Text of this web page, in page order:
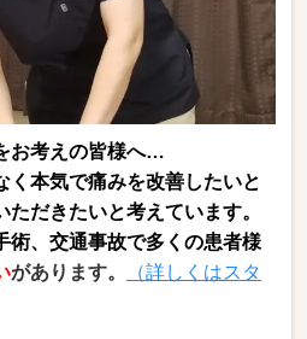
お考えの皆様へ…
く本気で痛みを改善したいと
だきたいと考えています。
術、交通事故で多くの患者様
があります。
（詳しくはスタ